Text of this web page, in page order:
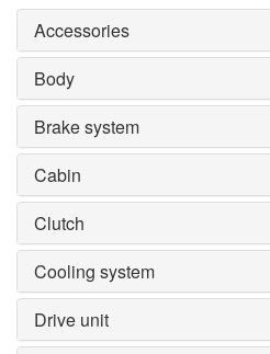
Accessories
Body
Brake system
Cabin
Clutch
Cooling system
Drive unit